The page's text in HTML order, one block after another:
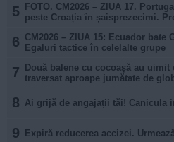
5
FOTO. CM2026 – ZIUA 17.
peste Croația în șaisprezecimi.
6 CM2026 – ZIUA 15: Ecuador bate
Egaluri tactice în celelalte grupe
7
Două balene cu cocoașă au
traversat aproape jumătate de
8 Ai grijă de angajații tăi! Canicula
9 Expiră reducerea accizei.